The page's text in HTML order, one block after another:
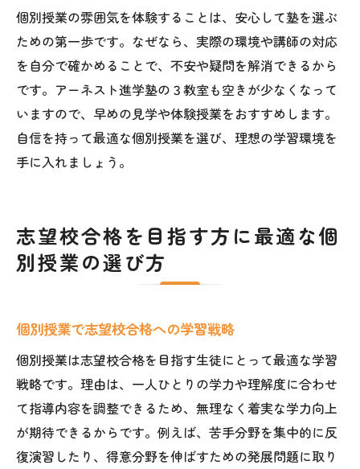
個別授業の雰囲気を体験することは、安心して塾を選ぶ
ための第一歩です。なぜなら、実際の環境や講師の対応
を自分で確かめることで、不安や疑問を解消できるから
です。アーネスト進学塾の３教室も空きが少なくなって
いますので、早めの見学や体験授業をおすすめします。
自信を持って最適な個別授業を選び、理想の学習環境を
手に入れましょう。
志望校合格を目指す方に最適な個
別授業の選び方
個別授業で志望校合格への学習戦略
個別授業は志望校合格を目指す生徒にとって最適な学習
戦略です。理由は、一人ひとりの学力や理解度に合わせ
て指導内容を調整できるため、無理なく着実な学力向上
が期待できるからです。例えば、苦手分野を集中的に反
復演習したり、得意分野を伸ばすための発展問題に取り